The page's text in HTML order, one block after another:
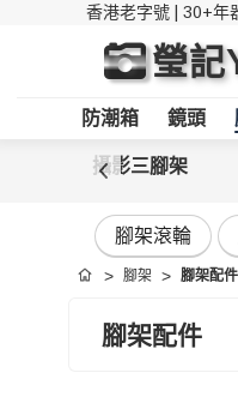
香港老字號 | 30+年
瑩
防潮箱 鏡頭
攝影三腳架
腳架滾輪
首頁 腳架 腳架配件
腳架配件